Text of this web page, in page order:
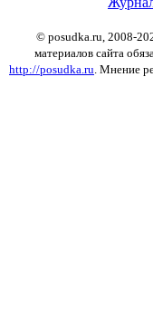
© posudka.ru, 2008-
материалов сайта
http://posudka.ru. Мнение